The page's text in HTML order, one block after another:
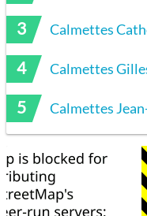
3 Calmettes
4 Calmettes
5 Calmettes